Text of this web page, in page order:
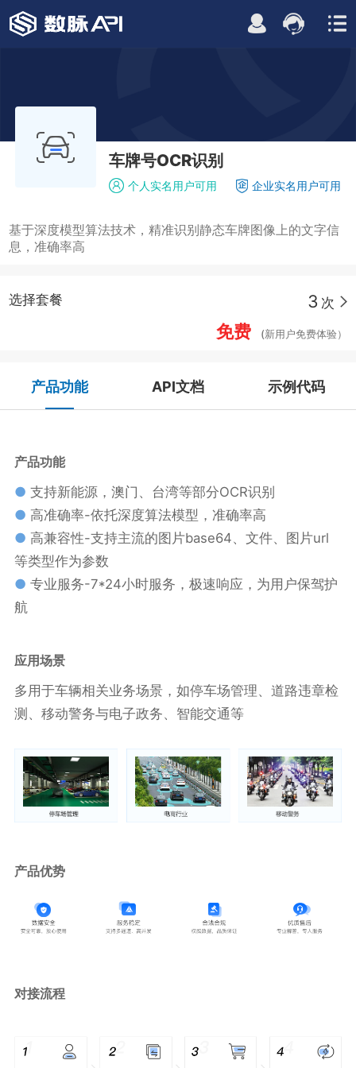
车牌号OCR识别
个人实名用户可用 企业实名用户可用
基于深度模型算法技术，精准识别静态车牌图像上的文字信
息，准确率高
选择套餐 3 次
免费 (新用户免费体验）
产品功能 API文档 示例代码
产品功能
● 支持新能源，澳门、台湾等部分OCR识别
● 高准确率-依托深度算法模型，准确率高
● 高兼容性-支持主流的图片base64、文件、图片url
等类型作为参数
● 专业服务-7*24小时服务，极速响应，为用户保驾护
航
应用场景
多用于车辆相关业务场景，如停车场管理、道路违章检
测、移动警务与电子政务、智能交通等
产品优势
对接流程